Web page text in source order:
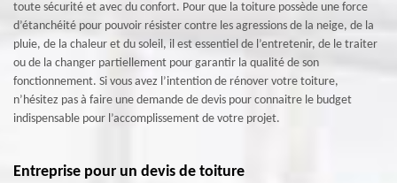
toute sécurité et avec du confort. Pour que la toiture possède une force
d’étanchéité pour pouvoir résister contre les agressions de la neige, de la
pluie, de la chaleur et du soleil, il est essentiel de l’entretenir, de le traiter
ou de la changer partiellement pour garantir la qualité de son
fonctionnement. Si vous avez l’intention de rénover votre toiture,
n’hésitez pas à faire une demande de devis pour connaitre le budget
indispensable pour l’accomplissement de votre projet.
Entreprise pour un devis de toiture